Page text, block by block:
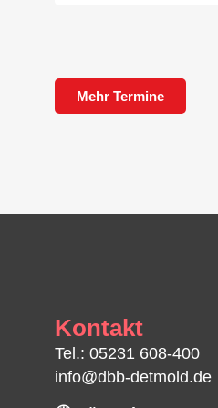
Mehr Termine
Kontakt
Tel.: 05231 608-400
info@dbb-detmold.de